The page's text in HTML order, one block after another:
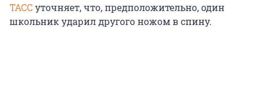
ТАССуточняет, что, предположительно, один
школьник ударил другого ножом в спину.